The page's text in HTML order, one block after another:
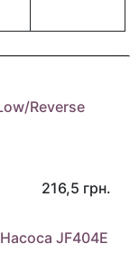
Reverse
216,5 грн.
JF404E